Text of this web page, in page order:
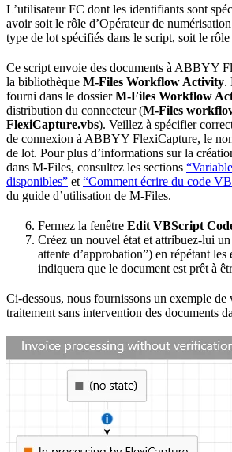
L’utilisateur FC dont les identifiants sont
avoir soit le rôle d’Opérateur de
type de lot spécifiés dans le script, soit le
Ce script envoie des documents à ABBYY
la bibliothèque M-Files Workflow Activity.
fourni dans le dossierM-Files Workflow
distribution du connecteur (M-Files
FlexiCapture.vbs). Veillez à spécifier
de connexion à ABBYY FlexiCapture, le
de lot. Pour plus d’informations sur la
dans M-Files, consultez les sections
disponibles” et “Comment écrire du code
du guide d’utilisation de M-Files.
Fermez la fenêtre Edit VBScript
Créez un nouvel état et attribuez-lui
attente d’approbation”) en répétant les
indiquera que le document est prêt à
Ci-dessous, nous fournissons un exemple
traitement sans intervention des documents